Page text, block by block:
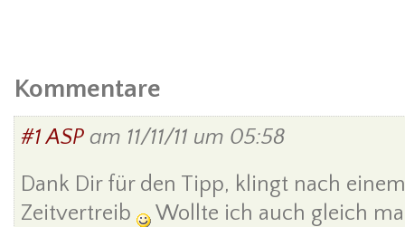
Kommentare
#1 ASP am 11/11/11 um 05:58
Dank Dir für den Tipp, klingt nach
Zeitvertreib
Wollte ich auch gleich